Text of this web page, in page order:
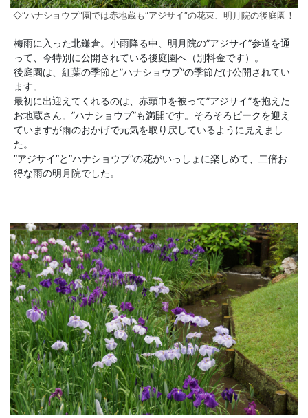
◇”ハナショウブ”園では赤地蔵も”アジサイ”の花束、明月院の後庭園！
梅雨に入った北鎌倉。小雨降る中、明月院の”アジサイ”参道を通
って、今特別に公開されている後庭園へ（別料金です）。
後庭園は、紅葉の季節と”ハナショウブ”の季節だけ公開されてい
ます。
最初に出迎えてくれるのは、赤頭巾を被って”アジサイ”を抱えた
お地蔵さん。”ハナショウブ”も満開です。そろそろピークを迎え
ていますが雨のおかげで元気を取り戻しているように見えまし
た。
”アジサイ”と”ハナショウブ”の花がいっしょに楽しめて、二倍お
得な雨の明月院でした。